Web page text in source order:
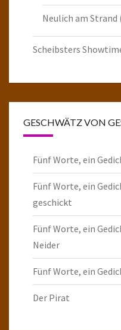
Neulich am Strand
Scheibsters
GESCHWÄTZ VON
Fünf Worte, ein
Fünf Worte, ein
geschickt
Fünf Worte, ein
Neider
Fünf Worte, ein
Der Pirat